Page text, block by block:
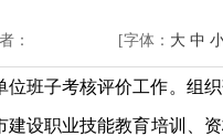
： [字体： 大 中
班子考核评价工作。组
设职业技能教育培训、